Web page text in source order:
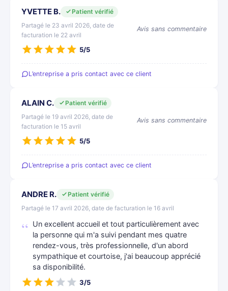
YVETTE B.
Patient vérifié
Partagé le 23 avril 2026, date de
facturation le 22 avril
Avis sans commentaire
5/5
L’entreprise a pris contact avec ce client
ALAIN C.
Patient vérifié
Partagé le 19 avril 2026, date de
facturation le 15 avril
Avis sans commentaire
5/5
L’entreprise a pris contact avec ce client
ANDRE R.
Patient vérifié
Partagé le 17 avril 2026, date de facturation le 16 avril
Un excellent accueil et tout particulièrement avec
la personne qui m'a suivi pendant mes quatre
rendez-vous, très professionnelle, d'un abord
sympathique et courtoise, j'ai beaucoup apprécié
sa disponibilité.
3/5